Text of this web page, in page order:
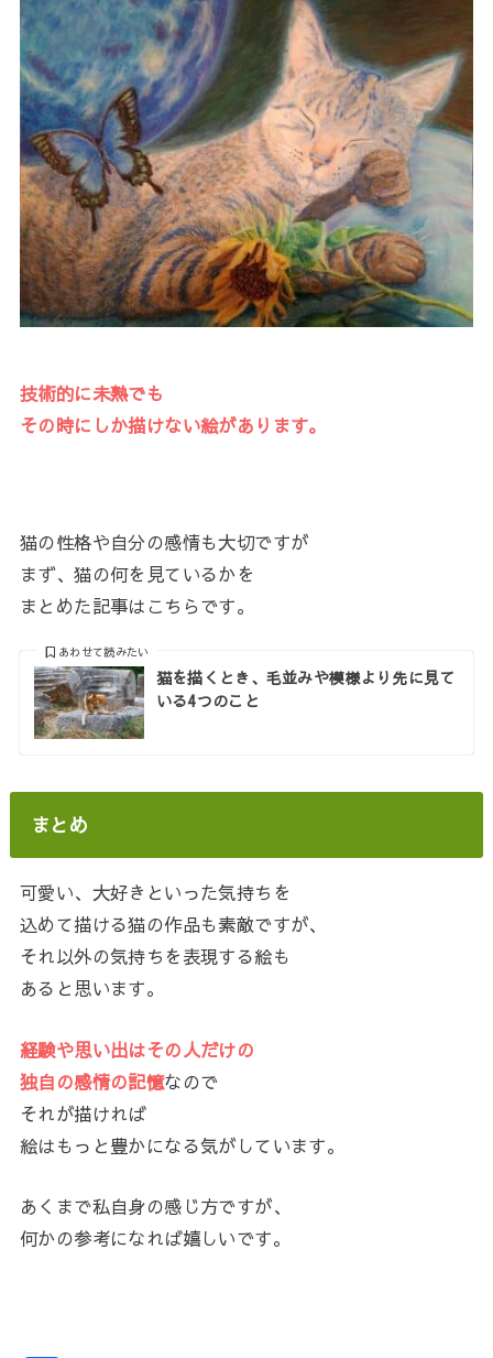
技術的に未熟でも
その時にしか描けない絵があります。
猫の性格や自分の感情も大切ですが
まず、猫の何を見ているかを
まとめた記事はこちらです。
猫を描くとき、毛並みや模様より先に見て
いる4つのこと
あわせて読みたい
まとめ
可愛い、大好きといった気持ちを
込めて描ける猫の作品も素敵ですが、
それ以外の気持ちを表現する絵も
あると思います。
経験や思い出はその人だけの
独自の感情の記憶なので
それが描ければ
絵はもっと豊かになる気がしています。
あくまで私自身の感じ方ですが、
何かの参考になれば嬉しいです。